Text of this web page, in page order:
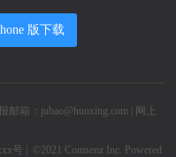
版下载
箱：jubao@huoxing.com |
网上
号 | ©2021 Comsenz Inc. Powered